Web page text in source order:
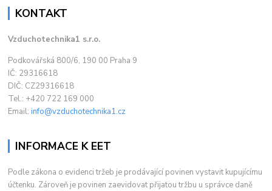
KONTAKT
Vzduchotechnika1 s.r.o.
Podkovářská 800/6, 190 00 Praha 9
IČ: 29316618
DIČ: CZ29316618
Tel.: +420 722 169 000
Email:info@vzduchotechnika1.cz
INFORMACE K EET
Podle zákona o evidenci tržeb je prodávající povinen vystavit kupujícímu
účtenku. Zároveň je povinen zaevidovat přijatou tržbu u správce daně